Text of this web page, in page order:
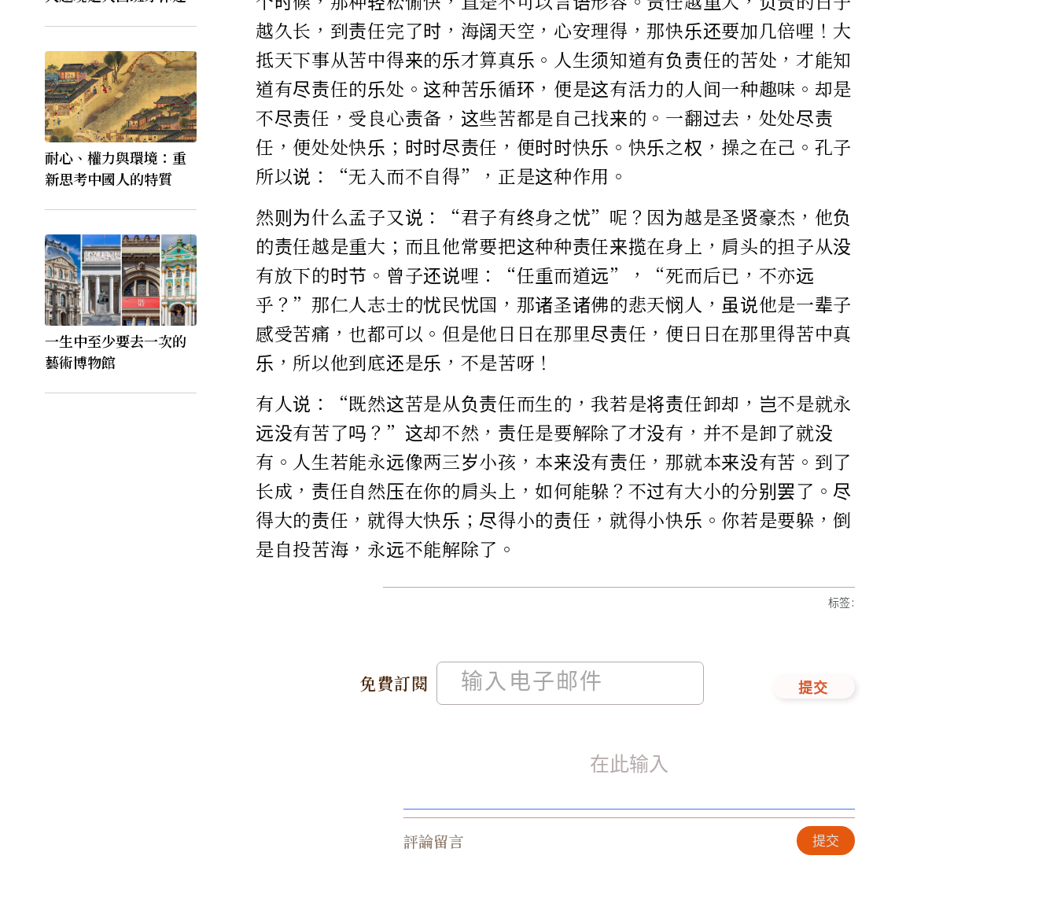
耐心、權力與環境：重
新思考中國人的特質
一生中至少要去一次的
藝術博物館
越久长，到责任完了时，海阔天空，心安理得，那快乐还要加几倍哩！大
抵天下事从苦中得来的乐才算真乐。人生须知道有负责任的苦处，才能知
道有尽责任的乐处。这种苦乐循环，便是这有活力的人间一种趣味。却是
不尽责任，受良心责备，这些苦都是自己找来的。一翻过去，处处尽责
任，便处处快乐；时时尽责任，便时时快乐。快乐之权，操之在己。孔子
所以说：“无入而不自得”，正是这种作用。
然则为什么孟子又说：“君子有终身之忧”呢？因为越是圣贤豪杰，他负
的责任越是重大；而且他常要把这种种责任来揽在身上，肩头的担子从没
有放下的时节。曾子还说哩：“任重而道远”，“死而后已，不亦远
乎？”那仁人志士的忧民忧国，那诸圣诸佛的悲天悯人，虽说他是一辈子
感受苦痛，也都可以。但是他日日在那里尽责任，便日日在那里得苦中真
乐，所以他到底还是乐，不是苦呀！
有人说：“既然这苦是从负责任而生的，我若是将责任卸却，岂不是就永
远没有苦了吗？”这却不然，责任是要解除了才没有，并不是卸了就没
有。人生若能永远像两三岁小孩，本来没有责任，那就本来没有苦。到了
长成，责任自然压在你的肩头上，如何能躲？不过有大小的分别罢了。尽
得大的责任，就得大快乐；尽得小的责任，就得小快乐。你若是要躲，倒
是自投苦海，永远不能解除了。
免費訂閱 提交
标签:
評論留言 提交